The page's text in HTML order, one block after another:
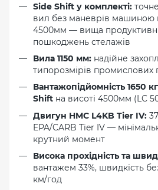
Side Shift у комплекті:
вил без маневрів машиною
4500мм — вища
пошкоджень стелажів
Вила 1150 мм: надійне
типорозмірів промислових
Вантажопідйомність 1650
Shift на висоті 4500мм (LC
Двигун HMC L4KB Tier IV:
EPA/CARB Tier IV —
крутний момент
Висока прохідність та
вантажем 33%, швидкість
км/год